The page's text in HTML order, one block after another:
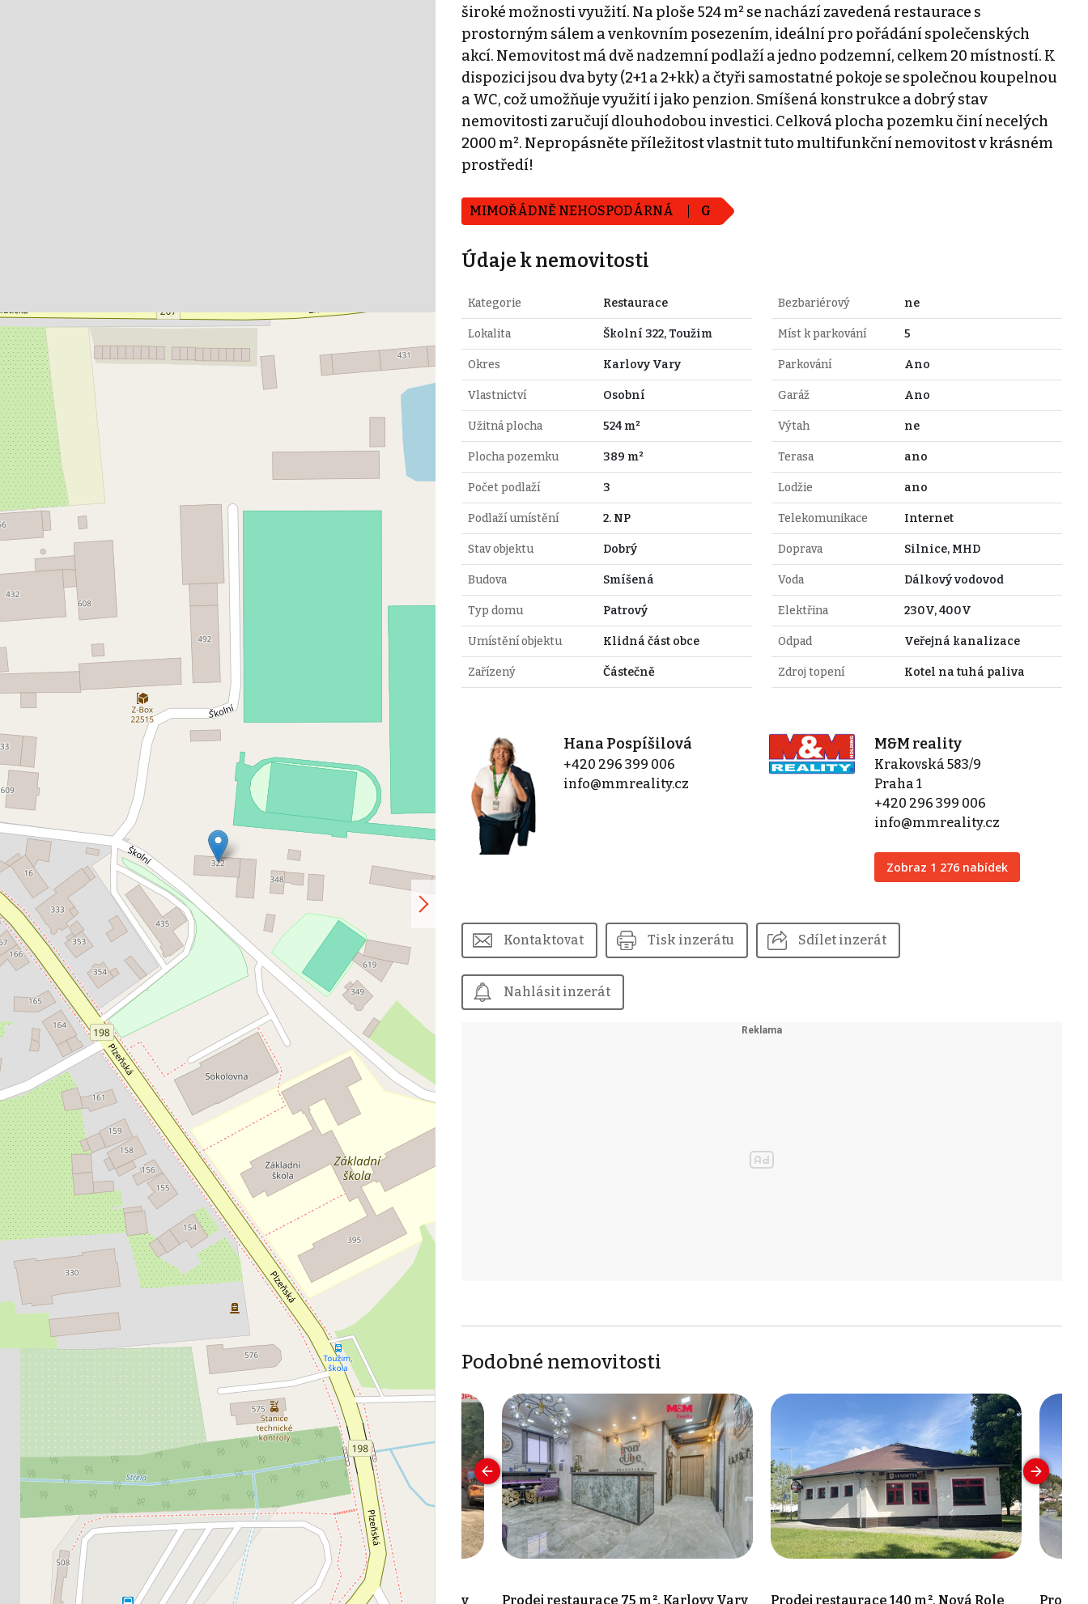
široké možnosti využití. Na ploše 524 m² se nachází zavedená restaurace s
prostorným sálem a venkovním posezením, ideální pro pořádání společenských
akcí. Nemovitost má dvě nadzemní podlaží a jedno podzemní, celkem 20 místností. K
dispozici jsou dva byty (2+1 a 2+kk) a čtyři samostatné pokoje se společnou koupelnou
a WC, což umožňuje využití i jako penzion. Smíšená konstrukce a dobrý stav
nemovitosti zaručují dlouhodobou investici. Celková plocha pozemku činí necelých
2000 m². Nepropásněte příležitost vlastnit tuto multifunkční nemovitost v krásném
prostředí!
MIMOŘÁDNĚ NEHOSPODÁRNÁ G
Údaje k nemovitosti
Kategorie Restaurace
Lokalita Školní 322, Toužim
Okres Karlovy Vary
Vlastnictví Osobní
Užitná plocha 524 m²
Plocha pozemku 389 m²
Počet podlaží 3
Podlaží umístění 2. NP
Stav objektu Dobrý
Budova Smíšená
Typ domu Patrový
Umístění objektu Klidná část obce
Zařízený Částečně
Bezbariérový ne
Míst k parkování 5
Parkování Ano
Garáž Ano
Výtah ne
Terasa ano
Lodžie ano
Telekomunikace Internet
Doprava Silnice, MHD
Voda Dálkový vodovod
Elektřina 230V, 400V
Odpad Veřejná kanalizace
Zdroj topení Kotel na tuhá paliva
Hana Pospíšilová
+420 296 399 006
info@mmreality.cz
M&M reality
Krakovská 583/9
Praha 1
+420 296 399 006
info@mmreality.cz
Zobraz 1 276 nabídek
Kontaktovat Tisk inzerátu Sdílet inzerát
Nahlásit inzerát
Podobné nemovitosti
restaurace 350 m², Nové Hamry Prodej restaurace 207 m², Jáchymov Prodej restaurace 75 m², Karlovy Vary Prodej restaurace 140 m², Nová Role Prodej